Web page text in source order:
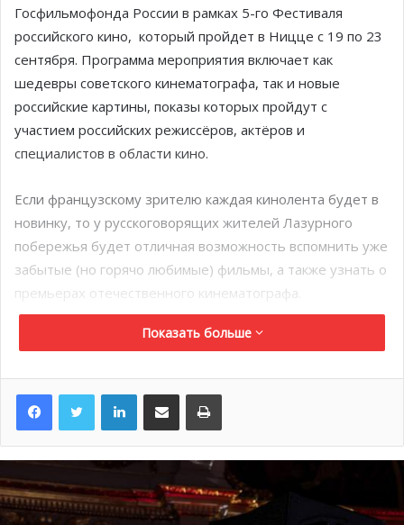
Госфильмофонда России в рамках 5-го Фестиваля
российского кино, который пройдет в Ницце с 19 по 23
сентября. Программа мероприятия включает как
шедевры советского кинематографа, так и новые
российские картины, показы которых пройдут с
участием российских режиссёров, актёров и
специалистов в области кино.
Если французскому зрителю каждая кинолента будет в
новинку, то у русскоговорящих жителей Лазурного
побережья будет отличная возможность вспомнить уже
забытые (но горячо любимые) фильмы, а также узнать о
премьерах отечественного кинематографа.
Рай (2017)
Одним из главных событий фестиваля станет
предпремьерный показ фильма «Рай» Андрея
Кончаловского, открывающий 5-й фестиваль. В 2016
МКФ в Венеции, а национальная премьера во Франции
состоится в ноябре этого года.
Показать больше
LinkedInПоделиться по электронной почте Распечатать